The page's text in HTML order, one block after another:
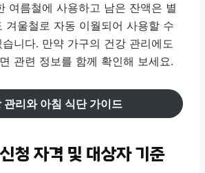
여름철에 사용하고 남은 잔액은 별
겨울철로 자동 이월되어 사용할 수
니다. 만약 가구의 건강 관리에도
관련 정보를 함께 확인해 보세요.
관리와 아침 식단 가이드
청 자격 및 대상자 기준